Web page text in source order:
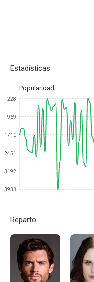
Estadísticas
Popularidad
228
969
1710
2451
3192
3933
Reparto